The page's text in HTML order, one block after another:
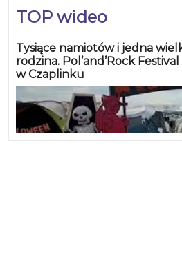
TOP wideo
Tysiące namiotów i jedna
rodzina. Pol’and’Rock
w Czaplinku